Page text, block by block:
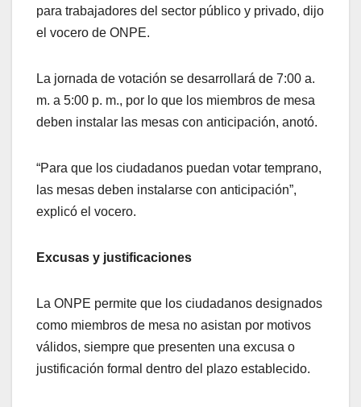
para trabajadores del sector público y privado, dijo
el vocero de ONPE.
La jornada de votación se desarrollará de 7:00 a.
m. a 5:00 p. m., por lo que los miembros de mesa
deben instalar las mesas con anticipación, anotó.
“Para que los ciudadanos puedan votar temprano,
las mesas deben instalarse con anticipación”,
explicó el vocero.
Excusas y justificaciones
La ONPE permite que los ciudadanos designados
como miembros de mesa no asistan por motivos
válidos, siempre que presenten una excusa o
justificación formal dentro del plazo establecido.